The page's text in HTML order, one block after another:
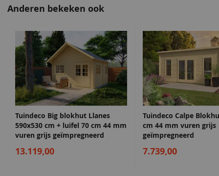
Hang en
Inclusief
Dorpel RVS dorpel inbegrepen
Daktype Zadeldak
Daktype Zadeldak
Funderingsmaat
inclusief
funderingsbalken
580x485 cm
kozijn
Tova.
Gespiegeld op te bouwen
Geschikt om zelf op te bouwen
Hoge kwaliteit voor een lage prijs
Keuze uit verschillende kleuren impregneren
Anderen bekeken ook
Tuindeco Big blokhut Llanes
590x530 cm + luifel 70 cm 44 mm
vuren grijs geïmpregneerd
13.119,00
Tuindeco Calpe
cm 44 mm vuren grijs
geïmpregneerd
7.739,00